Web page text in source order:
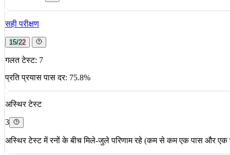
सही परीक्षण
15/22
गलत टेस्ट: 7
प्रति प्रयास पास दर: 75.8%
अस्थिर टेस्ट
3
अस्थिर टेस्ट में रनों के बीच मिले-जुले परिणाम रहे (कम से कम एक पास और